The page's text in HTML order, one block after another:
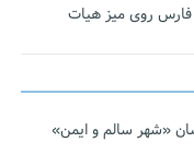
فارس روی میز هیات
«شهر سالم و ایمن»